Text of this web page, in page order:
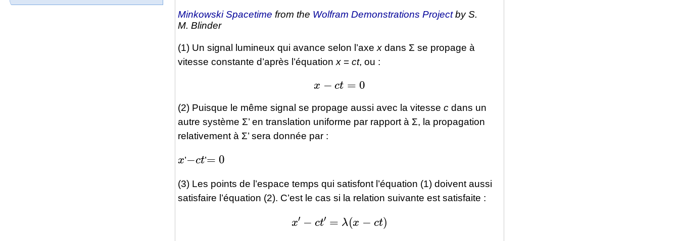
Minkowski Spacetime from the Wolfram Demonstrations Projectby S.
M. Blinder
(1) Un signal lumineux qui avance selon l’axex dans Σ se propage à
vitesse constante d’après l’équationx = ct, ou :
ct =0
(2) Puisque le même signal se propage aussi avec la vitesse c dans un
autre système Σ’ en translation uniforme par rapport à Σ, la propagation
relativement à Σ’ sera donnée par :
’ ’
0
(3) Les points de l’espace temps qui satisfont l’équation (1) doivent aussi
satisfaire l’équation (2). C’est le cas si la relation suivante est satisfaite :
c λ( x